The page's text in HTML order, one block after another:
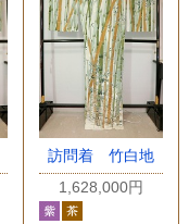
訪問着 竹白地
1,628,000円